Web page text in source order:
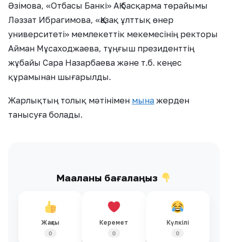
Әзімова, «Отбасы Банкі» АҚ басқарма төрайымы
Ләззат Ибрагимова, «Қазақ ұлттық өнер
университеті» мемлекеттік мекемесінің ректоры
Айман Мұсаходжаева, тұңғыш президенттің
жұбайы Сара Назарбаева және т.б. кеңес
құрамынан шығарылды.
Жарлықтың толық мәтінімен мына жерден
танысуға болады.
Мақаланы бағалаңыз
Жақсы
0
Керемет
0
Күлкілі
0